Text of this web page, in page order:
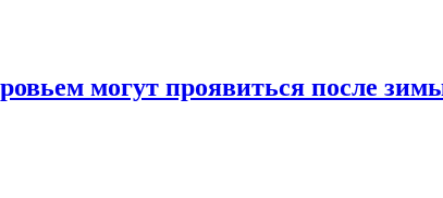
могут проявиться после